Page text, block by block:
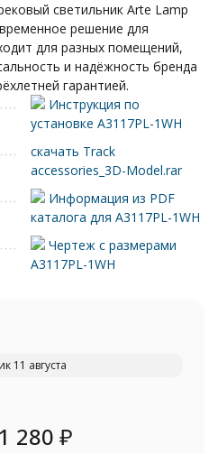
светильник Arte Lamp
решение для
для разных помещений,
и надёжность бренда
гарантией.
Инструкция по
установке A3117PL-1WH
скачать Track
accessories_3D-Model.rar
Информация из PDF
каталога для A3117PL-1WH
Чертеж с размерами
A3117PL-1WH
11 августа
1 280 ₽